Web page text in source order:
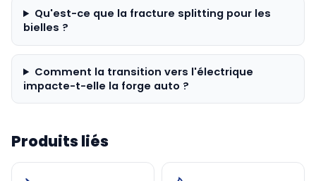
Qu'est-ce que la fracture splitting pour les
bielles ?
Comment la transition vers l'électrique
impacte-t-elle la forge auto ?
Produits liés